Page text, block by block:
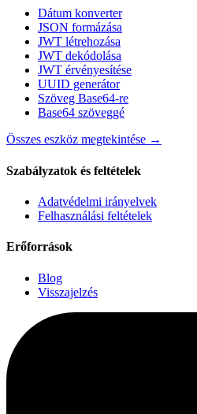
Dátum konverter
JSON formázása
JWT létrehozása
JWT dekódolása
JWT érvényesítése
UUID generátor
Szöveg Base64-re
Base64 szöveggé
Összes eszköz megtekintése →
Szabályzatok és feltételek
Adatvédelmi irányelvek
Felhasználási feltételek
Erőforrások
Blog
Visszajelzés